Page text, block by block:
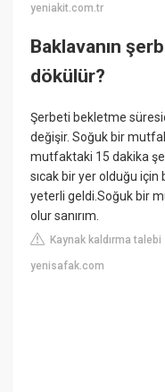
yeniakit.com.tr
Baklavanın
dökülür?
Şerbeti bekletme
değişir. Soğuk bir
mutfaktaki 15 dakika
sıcak bir yer olduğu
yeterli geldi.Soğuk bir
olur sanırım.
Kaynak kaldırma talebi
yenisafak.com